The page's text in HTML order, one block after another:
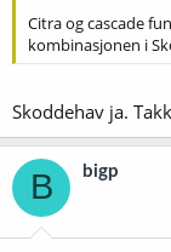
Citra og cascade
kombinasjonen i
Skoddehav ja.
B bigp